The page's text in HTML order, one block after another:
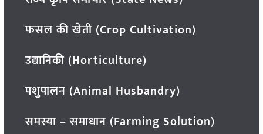
फसल की खेती (Crop Cultivation)
उद्यानिकी (Horticulture)
पशुपालन (Animal Husbandry)
समस्या – समाधान (Farming Solution)